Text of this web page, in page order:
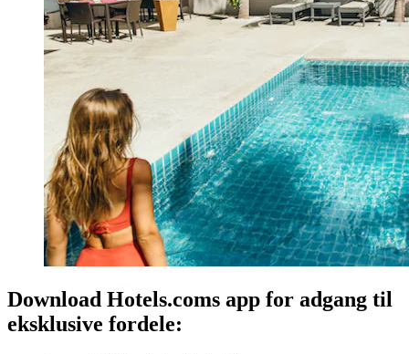
Download Hotels.coms app for adgang til
eksklusive fordele: